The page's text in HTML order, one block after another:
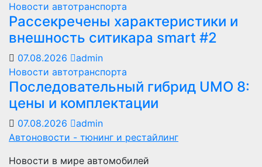
Новости автотранспорта
Рассекречены характеристики и
внешность ситикара smart #2
07.08.2026
admin
Новости автотранспорта
Последовательный гибрид UMO 8:
цены и комплектации
07.08.2026
admin
Автоновости - тюнинг и рестайлинг
Новости в мире автомобилей